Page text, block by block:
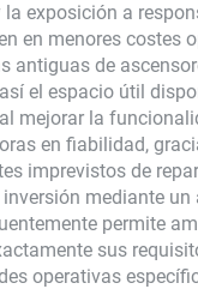
exposición a
en menores costes
antiguas de
el espacio útil
mejorar la
en fiabilidad,
imprevistos de
mediante un
permite
sus
operativas